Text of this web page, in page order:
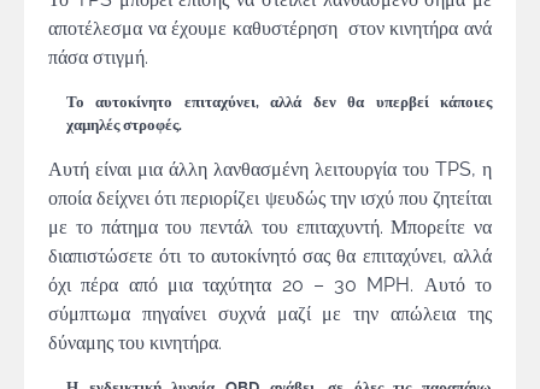
αποτέλεσμα να έχουμε καθυστέρηση στον κινητήρα ανά
πάσα στιγμή.
Το αυτοκίνητο επιταχύνει, αλλά δεν θα υπερβεί κάποιες
χαμηλές στροφές.
Αυτή είναι μια άλλη λανθασμένη λειτουργία του TPS, η
οποία δείχνει ότι περιορίζει ψευδώς την ισχύ που ζητείται
με το πάτημα του πεντάλ του επιταχυντή. Μπορείτε να
διαπιστώσετε ότι το αυτοκίνητό σας θα επιταχύνει, αλλά
όχι πέρα από μια ταχύτητα 20 – 30 MPH. Αυτό το
σύμπτωμα πηγαίνει συχνά μαζί με την απώλεια της
δύναμης του κινητήρα.